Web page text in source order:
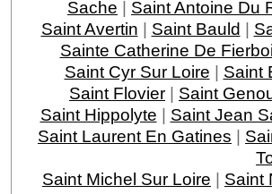
Sache | Saint Antoine Du
Saint Avertin | Saint Bauld |
Sainte Catherine De
Saint Cyr Sur Loire | Saint
Saint Flovier | Saint
Saint Hippolyte | Saint Jean
Saint Laurent En Gatines |
Saint Michel Sur Loire | Saint